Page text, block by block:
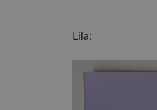
Lila: